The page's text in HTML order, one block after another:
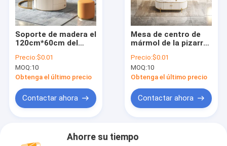
Soporte de madera el
120cm*60cm del
del tablero TV del
MDF E1
Precio:$0.01
MOQ:10
Obtenga el último precio
Contactar ahora
Mesa de centro de
mármol de la pizarra
combinación del
gabinete de la TV
Precio:$0.01
MOQ:10
Obtenga el último precio
Contactar ahora
Ahorre su tiempo